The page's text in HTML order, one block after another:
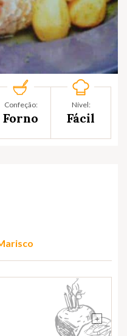
Confeção:
Forno
Nível:
Fácil
+